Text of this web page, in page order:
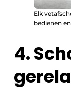
Elk
bedienen
4.